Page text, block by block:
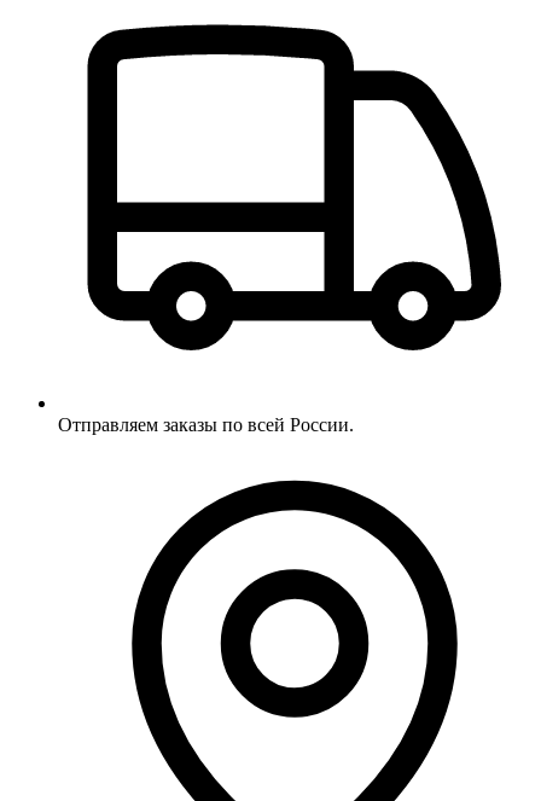
Отправляем заказы по всей России.